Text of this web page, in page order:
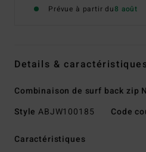
Prévue à partir du8 août
Details &
Combinaison de surf back zip
Style ABJW100185 Code
Caractéristiques